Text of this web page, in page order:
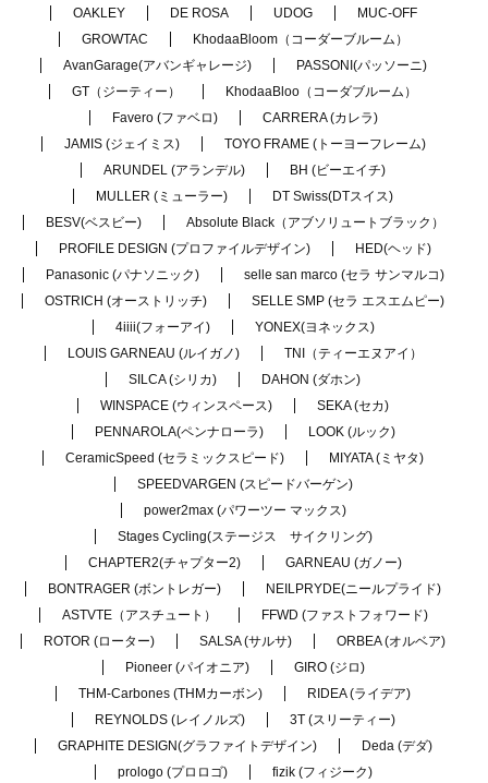
OAKLEY DE ROSA UDOG
MUC-OFF
GROWTAC
KhodaaBloom（コーダーブルーム）
AvanGarage(アバンギャレージ)
PASSONI(パッソーニ)
GT（ジーティー）
KhodaaBloo（コーダブルーム）
Favero (ファベロ)
CARRERA (カレラ)
JAMIS (ジェイミス)
TOYO FRAME (トーヨーフレーム)
ARUNDEL (アランデル)
BH (ビーエイチ)
MULLER (ミューラー)
DT Swiss(DTスイス)
BESV(ベスビー)
Absolute Black（アブソリュートブラック）
PROFILE DESIGN (プロファイルデザイン)
HED(ヘッド)
Panasonic (パナソニック)
selle san marco (セラ サンマルコ)
OSTRICH (オーストリッチ)
SELLE SMP (セラ エスエムピー)
4iiii(フォーアイ)
YONEX(ヨネックス)
LOUIS GARNEAU (ルイガノ)
TNI（ティーエヌアイ）
SILCA (シリカ)
DAHON (ダホン)
WINSPACE (ウィンスペース)
SEKA (セカ)
PENNAROLA(ペンナローラ)
LOOK (ルック)
CeramicSpeed (セラミックスピード)
MIYATA (ミヤタ)
SPEEDVARGEN (スピードバーゲン)
power2max (パワーツー マックス)
Stages Cycling(ステージス サイクリング)
CHAPTER2(チャプター2)
GARNEAU (ガノー)
BONTRAGER (ボントレガー)
NEILPRYDE(ニールプライド)
ASTVTE（アスチュート）
FFWD (ファストフォワード)
ROTOR (ローター)
SALSA (サルサ)
ORBEA (オルベア)
Pioneer (パイオニア)
GIRO (ジロ)
THM-Carbones (THMカーボン)
RIDEA (ライデア)
REYNOLDS (レイノルズ)
3T (スリーティー)
GRAPHITE DESIGN(グラファイトデザイン)
Deda (デダ)
prologo (プロロゴ)
fizik (フィジーク)